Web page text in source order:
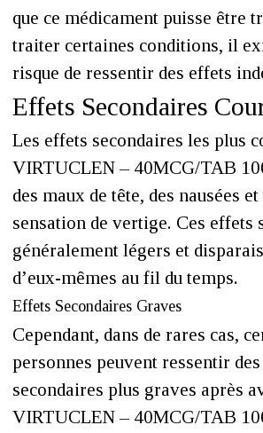
que ce médicament puisse être
traiter certaines conditions, il
risque de ressentir des effets
Effets Secondaires
Les effets secondaires les plus
VIRTUCLEN – 40MCG/TAB
des maux de tête, des nausées
sensation de vertige. Ces effets
généralement légers et
d’eux-mêmes au fil du temps.
Effets Secondaires Graves
Cependant, dans de rares cas,
personnes peuvent ressentir
secondaires plus graves après
VIRTUCLEN – 40MCG/TAB